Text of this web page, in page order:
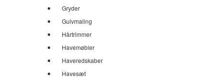
Gryder
Gulvmaling
Hårtrimmer
Havemøbler
Haveredskaber
Havesæt